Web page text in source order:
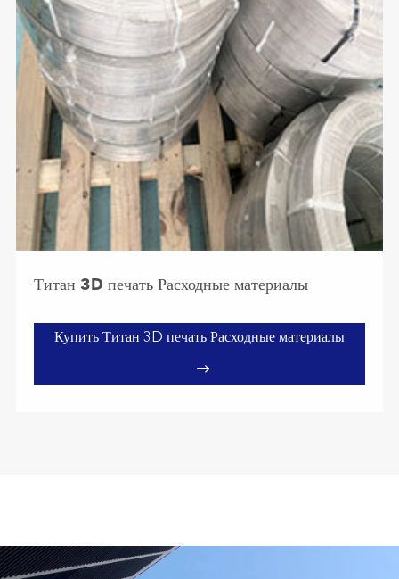
Титан 3D печать Расходные материалы
Купить Титан 3D печать Расходные материалы
